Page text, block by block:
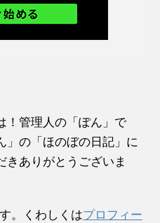
！管理人の「ぽん」で
」の「ほのぼの日記」に
きありがとうございま
。くわしくはプロフィー